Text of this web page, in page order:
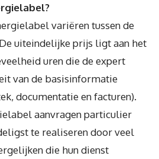
variëren tussen de
uiteindelijke prijs ligt aan het
uren die de expert
van de basisinformatie
documentatie en facturen).
aanvragen particulier
te realiseren door veel
die hun dienst